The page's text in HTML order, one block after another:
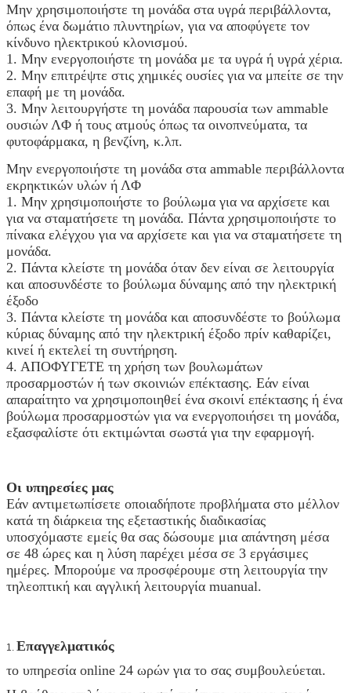
Μην χρησιμοποιήστε τη μονάδα στα υγρά περιβάλλοντα,
όπως ένα δωμάτιο πλυντηρίων, για να αποφύγετε τον
κίνδυνο ηλεκτρικού κλονισμού.
1. Μην ενεργοποιήστε τη μονάδα με τα υγρά ή υγρά χέρια.
2. Μην επιτρέψτε στις χημικές ουσίες για να μπείτε σε την
επαφή με τη μονάδα.
3. Μην λειτουργήστε τη μονάδα παρουσία των ammable
ουσιών ΛΦ ή τους ατμούς όπως τα οινοπνεύματα, τα
φυτοφάρμακα, η βενζίνη, κ.λπ.
Μην ενεργοποιήστε τη μονάδα στα ammable περιβάλλοντα
εκρηκτικών υλών ή ΛΦ
1. Μην χρησιμοποιήστε το βούλωμα για να αρχίσετε και
για να σταματήσετε τη μονάδα. Πάντα χρησιμοποιήστε το
πίνακα ελέγχου για να αρχίσετε και για να σταματήσετε τη
μονάδα.
2. Πάντα κλείστε τη μονάδα όταν δεν είναι σε λειτουργία
και αποσυνδέστε το βούλωμα δύναμης από την ηλεκτρική
έξοδο
3. Πάντα κλείστε τη μονάδα και αποσυνδέστε το βούλωμα
κύριας δύναμης από την ηλεκτρική έξοδο πρίν καθαρίζει,
κινεί ή εκτελεί τη συντήρηση.
4. ΑΠΟΦΥΓΕΤΕ τη χρήση των βουλωμάτων
προσαρμοστών ή των σκοινιών επέκτασης. Εάν είναι
απαραίτητο να χρησιμοποιηθεί ένα σκοινί επέκτασης ή ένα
βούλωμα προσαρμοστών για να ενεργοποιήσει τη μονάδα,
εξασφαλίστε ότι εκτιμώνται σωστά για την εφαρμογή.
Οι υπηρεσίες μας
Εάν αντιμετωπίσετε οποιαδήποτε προβλήματα στο μέλλον
κατά τη διάρκεια της εξεταστικής διαδικασίας
υποσχόμαστε εμείς θα σας δώσουμε μια απάντηση μέσα
σε 48 ώρες και η λύση παρέχει μέσα σε 3 εργάσιμες
ημέρες. Μπορούμε να προσφέρουμε στη λειτουργία την
τηλεοπτική και αγγλική λειτουργία muanual.
1. Επαγγελματικός
το υπηρεσία online 24 ωρών για το σας συμβουλεύεται.